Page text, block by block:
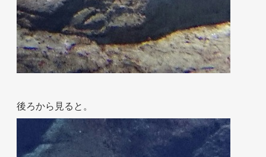
後ろから見ると。